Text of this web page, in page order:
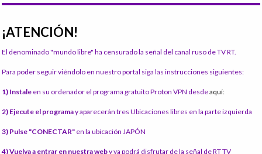
¡ATENCIÓN!
El denominado "mundo libre" ha censurado la señal del canal ruso de TV RT.
Para poder seguir viéndolo en nuestro portal siga las instrucciones siguientes:
1) Instale en su ordenador el programa gratuito Proton VPN desdeaquí:
2) Ejecute el programay aparecerán tres Ubicaciones libres en la parte izquierda
3) Pulse "CONECTAR" en la ubicación JAPÓN
4) Vuelva a entrar en nuestra weby ya podrá disfrutar de la señal de RT TV